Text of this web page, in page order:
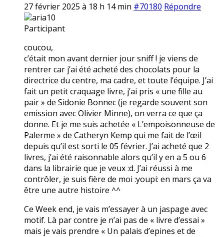
27 février 2025 à 18 h 14 min #70180 Répondre
aria10
Participant
coucou,
c’était mon avant dernier jour sniff ! je viens de
rentrer car j’ai été acheté des chocolats pour la
directrice du centre, ma cadre, et toute l’équipe. J’ai
fait un petit craquage livre, j’ai pris « une fille au
pair » de Sidonie Bonnec (je regarde souvent son
emission avec Olivier Minne), on verra ce que ça
donne. Et je me suis achetée « L’empoisonneuse de
Palerme » de Catheryn Kemp qui me fait de l’œil
depuis qu’il est sorti le 05 février. J’ai acheté que 2
livres, j’ai été raisonnable alors qu’il y en a 5 ou 6
dans la librairie que je veux :d. J’ai réussi à me
contrôler, je suis fière de moi :youpi: en mars ça va
être une autre histoire ^^
Ce Week end, je vais m’essayer à un jaspage avec
motif. Là par contre je n’ai pas de « livre d’essai »
mais je vais prendre « Un palais d’epines et de